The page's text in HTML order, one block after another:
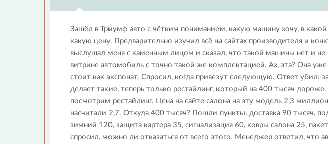
Зашёл в Триумф авто с чётким пониманием, какую машину хочу, в
какую цену. Предварительно изучил всё на сайтах производителя и
выслушал меня с каменным лицом и сказал, что такой машины нет и не
витрине автомобиль с точно такой же комплектацией. Ах, эта? Она уже
стоит как экспонат. Спросил, когда привезут следующую. Ответ убил:
делает такие, теперь только рестайлинг, который на 400 тысяч
посмотрим рестайлинг. Цена на сайте салона на эту модель 2,3
насчитали 2,7. Откуда 400 тысяч? Пошли пункты: доставка 90 тысяч,
зимний 120, защита картера 35, сигнализация 60, ковры салона 25,
спросил, можно ли отказаться от всего этого. Менеджер ответил, что